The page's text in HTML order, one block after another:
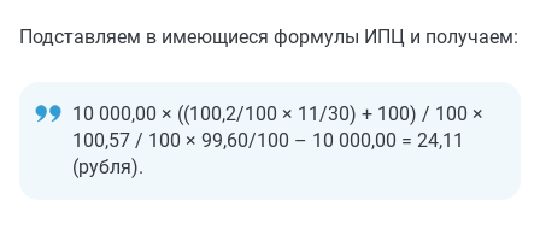
Подставляем в имеющиеся формулы ИПЦ и получаем:
10 000,00 × ((100,2/100 × 11/30) + 100) / 100 ×
100,57 / 100 × 99,60/100 – 10 000,00 = 24,11
(рубля).